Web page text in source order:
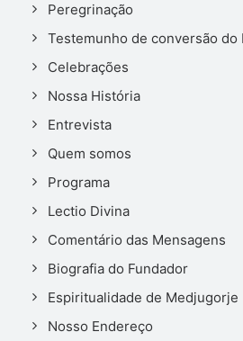
Peregrinação
Testemunho de conversão do
Celebrações
Nossa História
Entrevista
Quem somos
Programa
Lectio Divina
Comentário das Mensagens
Biografia do Fundador
Espiritualidade de Medjugorje
Nosso Endereço